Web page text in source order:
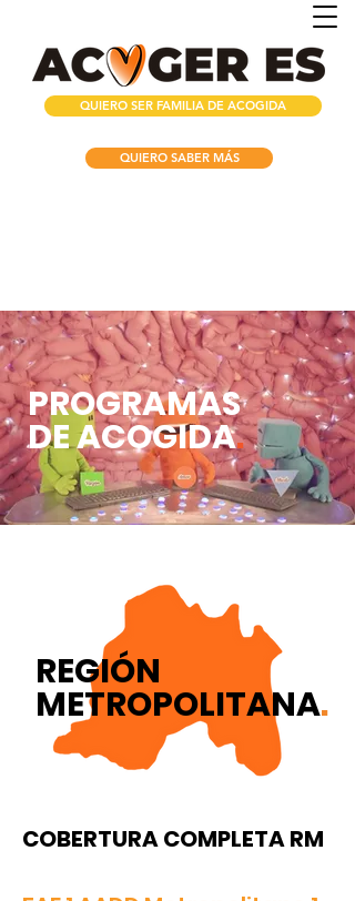
QUIERO SER FAMILIA DE ACOGIDA
QUIERO SABER MÁS
PROGRAMAS
DE ACOGIDA.
COBERTURA COMPLETA RM
REGIÓN
METROPOLITANA.